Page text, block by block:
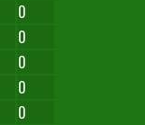
0
0
0
0
0